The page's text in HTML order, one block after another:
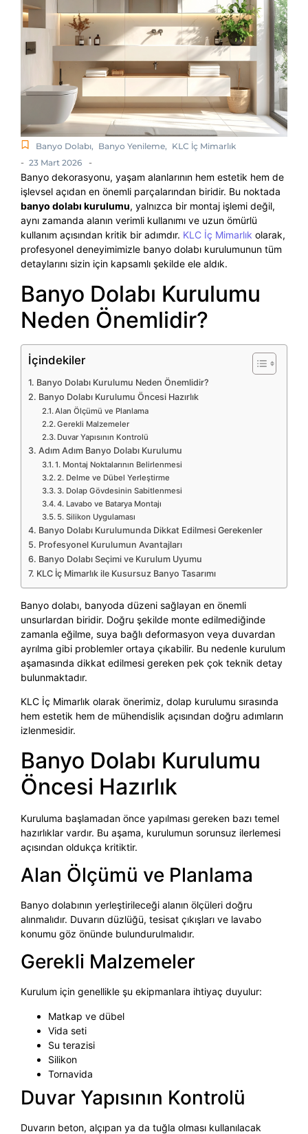
Banyo Dolabı, Banyo Yenileme, KLC İç Mimarlık
- 23 Mart 2026 -
Banyo dekorasyonu, yaşam alanlarının hem estetik hem de
işlevsel açıdan en önemli parçalarından biridir. Bu noktada
banyo dolabı kurulumu, yalnızca bir montaj işlemi değil,
aynı zamanda alanın verimli kullanımı ve uzun ömürlü
kullanım açısından kritik bir adımdır. KLC İç Mimarlık olarak,
profesyonel deneyimimizle banyo dolabı kurulumunun tüm
detaylarını sizin için kapsamlı şekilde ele aldık.
Banyo Dolabı Kurulumu
Neden Önemlidir?
İçindekiler
Banyo Dolabı Kurulumu Neden Önemlidir?
Banyo Dolabı Kurulumu Öncesi Hazırlık
Alan Ölçümü ve Planlama
Gerekli Malzemeler
Duvar Yapısının Kontrolü
Adım Adım Banyo Dolabı Kurulumu
1. Montaj Noktalarının Belirlenmesi
2. Delme ve Dübel Yerleştirme
3. Dolap Gövdesinin Sabitlenmesi
4. Lavabo ve Batarya Montajı
5. Silikon Uygulaması
Banyo Dolabı Kurulumunda Dikkat Edilmesi Gerekenler
Profesyonel Kurulumun Avantajları
Banyo Dolabı Seçimi ve Kurulum Uyumu
KLC İç Mimarlık ile Kusursuz Banyo Tasarımı
Banyo dolabı, banyoda düzeni sağlayan en önemli
unsurlardan biridir. Doğru şekilde monte edilmediğinde
zamanla eğilme, suya bağlı deformasyon veya duvardan
ayrılma gibi problemler ortaya çıkabilir. Bu nedenle kurulum
aşamasında dikkat edilmesi gereken pek çok teknik detay
bulunmaktadır.
KLC İç Mimarlık olarak önerimiz, dolap kurulumu sırasında
hem estetik hem de mühendislik açısından doğru adımların
izlenmesidir.
Banyo Dolabı Kurulumu
Öncesi Hazırlık
Kuruluma başlamadan önce yapılması gereken bazı temel
hazırlıklar vardır. Bu aşama, kurulumun sorunsuz ilerlemesi
açısından oldukça kritiktir.
Alan Ölçümü ve Planlama
Banyo dolabının yerleştirileceği alanın ölçüleri doğru
alınmalıdır. Duvarın düzlüğü, tesisat çıkışları ve lavabo
konumu göz önünde bulundurulmalıdır.
Gerekli Malzemeler
Kurulum için genellikle şu ekipmanlara ihtiyaç duyulur:
Matkap ve dübel
Vida seti
Su terazisi
Silikon
Tornavida
Duvar Yapısının Kontrolü
Duvarın beton, alçıpan ya da tuğla olması kullanılacak